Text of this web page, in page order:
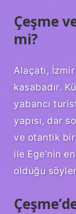
Çeşme
mi?
Alaçatı,
kasabadır.
yabancı
yapısı, dar
ve otantik
ile Ege’nin
olduğu